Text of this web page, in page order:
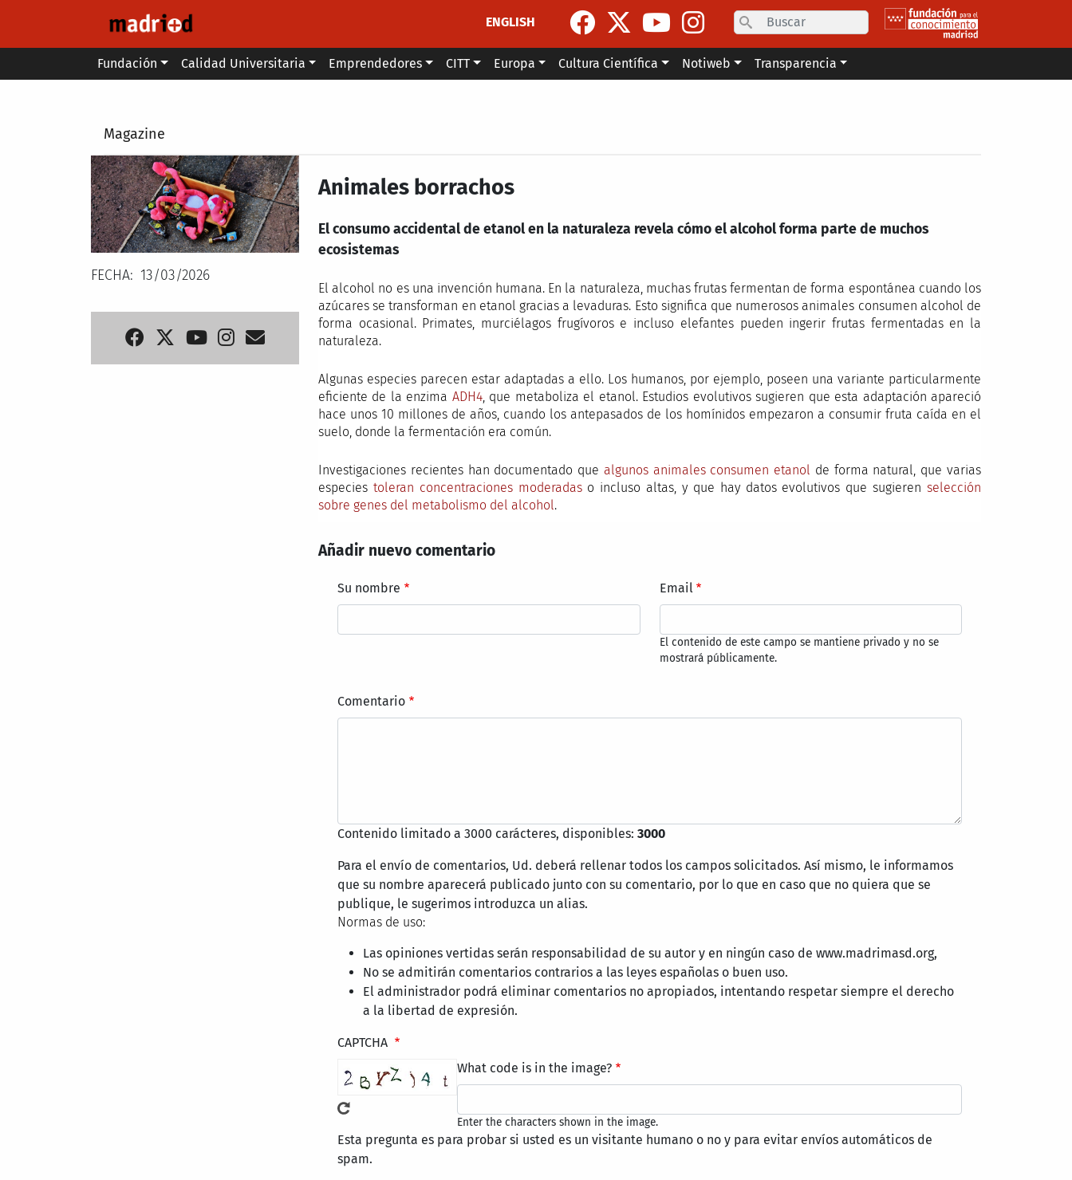
ENGLISH
Search
Main menu
Fundación Calidad Universitaria Emprendedores CITT Europa Cultura Científica Notiweb Transparencia
Magazine
FECHA 13/03/2026
Animales borrachos
El consumo accidental de etanol en la naturaleza revela cómo el alcohol forma parte de muchos
ecosistemas
El alcohol no es una invención humana. En la naturaleza, muchas frutas fermentan de forma espontánea cuando los
azúcares se transforman en etanol gracias a levaduras. Esto significa que numerosos animales consumen alcohol de
forma ocasional. Primates, murciélagos frugívoros e incluso elefantes pueden ingerir frutas fermentadas en la
naturaleza.
Algunas especies parecen estar adaptadas a ello. Los humanos, por ejemplo, poseen una variante particularmente
eficiente de la enzima ADH4, que metaboliza el etanol. Estudios evolutivos sugieren que esta adaptación apareció
hace unos 10 millones de años, cuando los antepasados de los homínidos empezaron a consumir fruta caída en el
suelo, donde la fermentación era común.
Investigaciones recientes han documentado que algunos animales consumen etanol de forma natural, que varias
especies toleran concentraciones moderadaso incluso altas, y que hay datos evolutivos que sugierenselección
sobre genes del metabolismo del alcohol.
Añadir nuevo comentario
Su nombre Email
El contenido de este campo se mantiene privado y no se
mostrará públicamente.
Comentario
Contenido limitado a 3000 carácteres, disponibles: 3000
Para el envío de comentarios, Ud. deberá rellenar todos los campos solicitados. Así mismo, le informamos
que su nombre aparecerá publicado junto con su comentario, por lo que en caso que no quiera que se
publique, le sugerimos introduzca un alias.
Normas de uso:
Las opiniones vertidas serán responsabilidad de su autor y en ningún caso de www.madrimasd.org,
No se admitirán comentarios contrarios a las leyes españolas o buen uso.
El administrador podrá eliminar comentarios no apropiados, intentando respetar siempre el derecho
a la libertad de expresión.
CAPTCHA
What code is in the image?
Enter the characters shown in the image.
Esta pregunta es para probar si usted es un visitante humano o no y para evitar envíos automáticos de
spam.